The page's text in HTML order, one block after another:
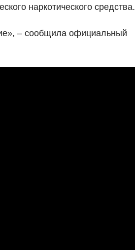
наркотического средства.
– сообщила официальный